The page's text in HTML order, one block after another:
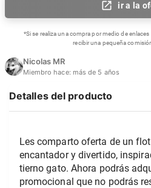
ir a la
*Si se realiza una compra por medio de
recibir una pequeña
Nicolas MR
Miembro hace: más de 5 años
Detalles del producto
Les comparto oferta de un
encantador y divertido,
tierno gato. Ahora podrás
promocional que no podrás